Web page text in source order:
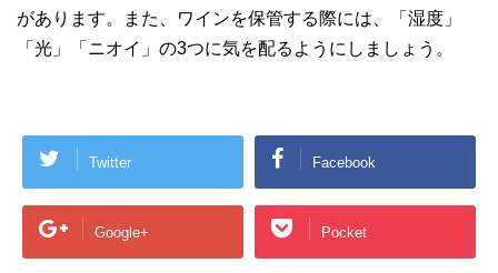
があります。また、ワインを保管する際には、「湿度」
「光」「ニオイ」の3つに気を配るようにしましょう。
Twitter Facebook
Google+ Pocket